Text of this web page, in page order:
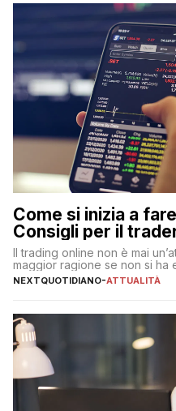
Come si inizia a
Consigli per il
Il trading online non è mai
maggior ragione se non si ha
NEXTQUOTIDIANO-ATTUALITÀ